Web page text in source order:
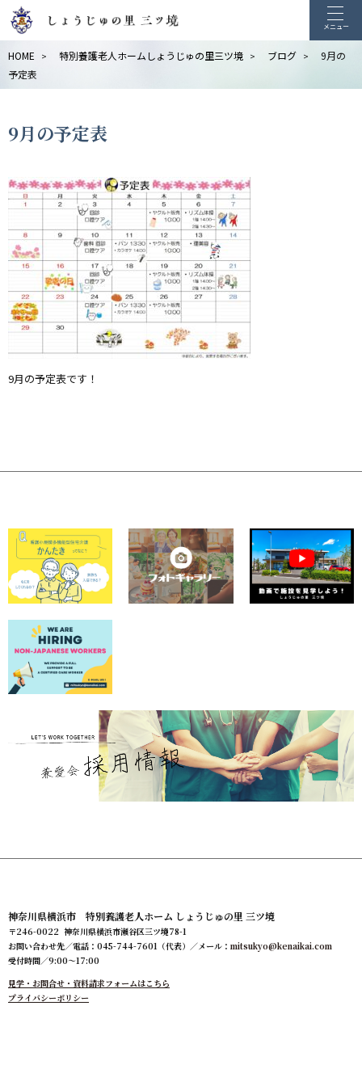
メニュー
HOME > 特別養護老人ホームしょうじゅの里三ツ境 > ブログ >
9月の
予定表
9月の予定表
9月の予定表です！
神奈川県横浜市 特別養護老人ホーム しょうじゅの里 三ツ境
〒246-0022 神奈川県横浜市瀬谷区三ツ境78-1
お問い合わせ先／電話：045-744-7601（代表）／メール： mitsukyo@kenaikai.com
受付時間／9:00～17:00
見学・お問合せ・資料請求フォームはこちら
プライバシーポリシー